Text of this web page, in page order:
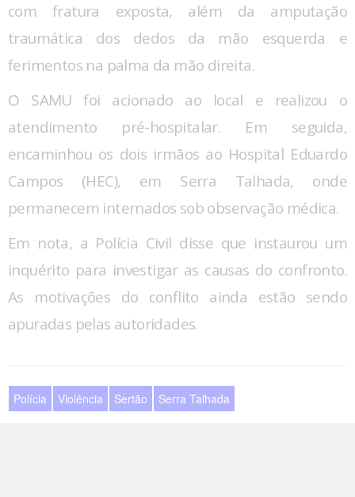
com fratura exposta, além da amputação
traumática dos dedos da mão esquerda e
ferimentos na palma da mão direita.
O SAMU foi acionado ao local e realizou o
atendimento pré-hospitalar. Em seguida,
encaminhou os dois irmãos ao Hospital Eduardo
Campos (HEC), em Serra Talhada, onde
permanecem internados sob observação médica.
Em nota, a Polícia Civil disse que instaurou um
inquérito para investigar as causas do confronto.
As motivações do conflito ainda estão sendo
apuradas pelas autoridades.
Polícia Violência Sertão Serra Talhada